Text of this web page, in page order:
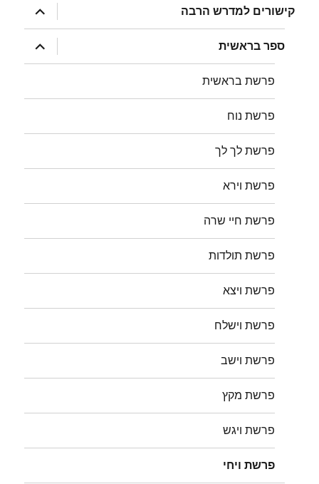
קישורים למדרש הרבה
הצג
תפריט
ספר בראשית
הצג
תפריט
פרשת בראשית
פרשת נוח
פרשת לך לך
פרשת וירא
פרשת חיי שרה
פרשת תולדות
פרשת ויצא
פרשת וישלח
פרשת וישב
פרשת מקץ
פרשת ויגש
פרשת ויחי